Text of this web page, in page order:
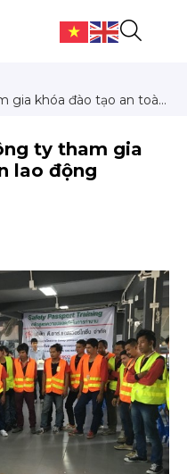
gia khóa đào tạo an toàn
ty tham gia
lao động